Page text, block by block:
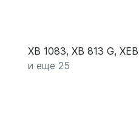
XB 1083, XB 813 G,
и еще 25